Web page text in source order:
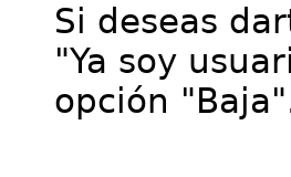
Si deseas
"Ya soy
opción